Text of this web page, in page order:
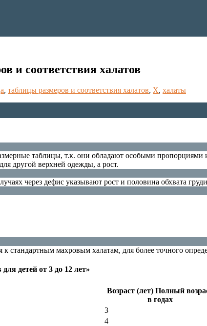
и соответствия халатов
, таблицы размеров и соответствия халатов, Х, халаты
таблицы, т.к. они обладают особыми
другой верхней одежды, а рост.
через дефис указывают рост и половина обхвата
махровым халатам, для более точного
детей от 3 до 12 лет»
Возраст (лет) Полный
в годах
3
4